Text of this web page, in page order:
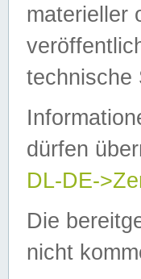
materieller
technische
dürfen
DL-DE-
Die
nicht